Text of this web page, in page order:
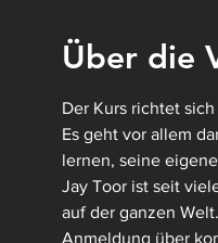
Über die
Der Kurs richtet
Es geht vor allem
lernen, seine
Jay Toor ist seit
auf der ganzen
Anmeldung über